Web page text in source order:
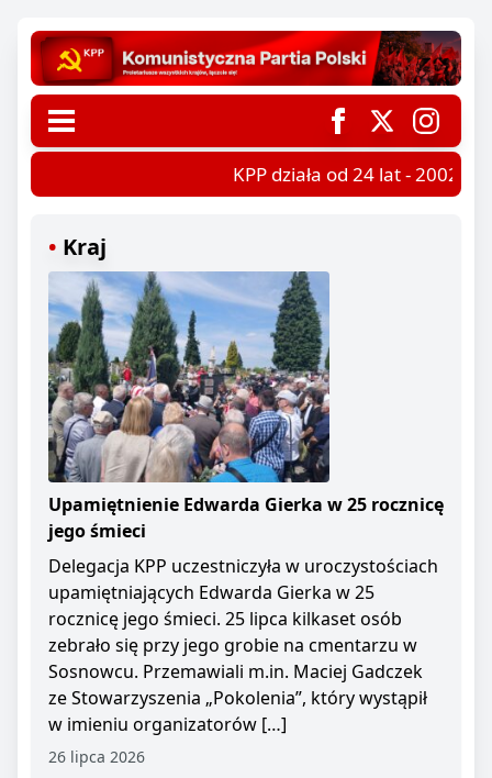
KPP działa od 24 lat - 2002-
Kraj
Upamiętnienie Edwarda Gierka w 25 rocznicę
jego śmieci
Delegacja KPP uczestniczyła w uroczystościach
upamiętniających Edwarda Gierka w 25
rocznicę jego śmieci. 25 lipca kilkaset osób
zebrało się przy jego grobie na cmentarzu w
Sosnowcu. Przemawiali m.in. Maciej Gadczek
ze Stowarzyszenia „Pokolenia”, który wystąpił
w imieniu organizatorów […]
26 lipca 2026